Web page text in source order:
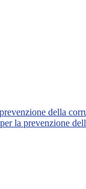
della
la prevenzione